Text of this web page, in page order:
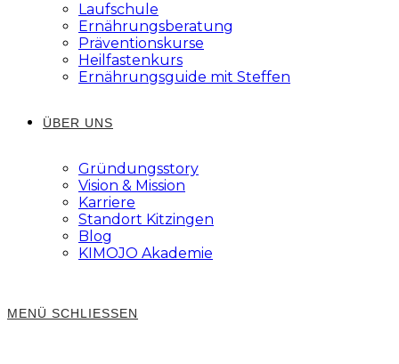
Laufschule
Ernährungsberatung
Präventionskurse
Heilfastenkurs
Ernährungsguide mit Steffen
ÜBER UNS
Gründungsstory
Vision & Mission
Karriere
Standort Kitzingen
Blog
KIMOJO Akademie
MENÜ SCHLIESSEN